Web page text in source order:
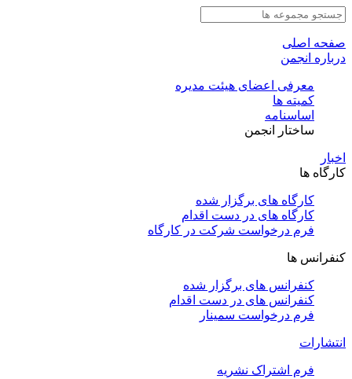
صفحه اصلی
درباره انجمن
معرفی اعضای هیئت مدیره
کمیته ها
اساسنامه
ساختار انجمن
اخبار
کارگاه ها
کارگاه های برگزار شده
کارگاه های در دست اقدام
فرم درخواست شرکت در کارگاه
کنفرانس ها
کنفرانس های برگزار شده
کنفرانس های در دست اقدام
فرم درخواست سمینار
انتشارات
فرم اشتراک نشریه